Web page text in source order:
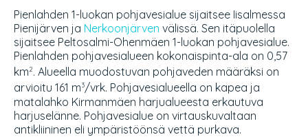
Pienlahden 1-luokan pohjavesialue sijaitsee Iisalmessa
Pienijärven ja Nerkoonjärven välissä. Sen itäpuolella
sijaitsee Peltosalmi-Ohenmäen 1-luokan pohjavesialue.
Pienlahden pohjavesialueen kokonaispinta-ala on 0,57
km2. Alueella muodostuvan pohjaveden määräksi on
arvioitu 161 m3/vrk. Pohjavesialueella on kapea ja
matalahko Kirmanmäen harjualueesta erkautuva
harjuselänne. Pohjavesialue on virtauskuvaltaan
antikliininen eli ympäristöönsä vettä purkava.